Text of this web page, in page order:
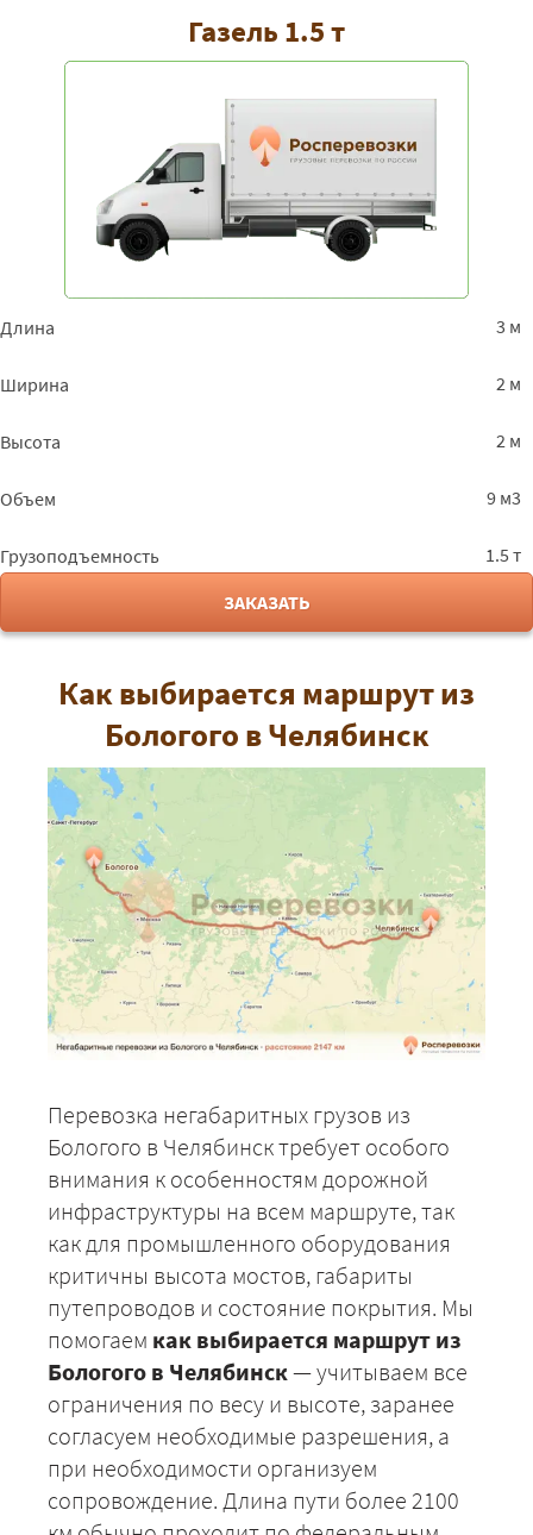
Газель 1.5 т
Длина 3 м
Ширина 2 м
Высота 2 м
Объем 9 м3
Грузоподъемность
1.5 т
ЗАКАЗАТЬ
Как выбирается маршрут из
Бологого в Челябинск
Перевозка негабаритных грузов из
Бологого в Челябинск требует особого
внимания к особенностям дорожной
инфраструктуры на всем маршруте, так
как для промышленного оборудования
критичны высота мостов, габариты
путепроводов и состояние покрытия. Мы
помогаем как выбирается маршрут из
Бологого в Челябинск — учитываем все
ограничения по весу и высоте, заранее
согласуем необходимые разрешения, а
при необходимости организуем
сопровождение. Длина пути более 2100